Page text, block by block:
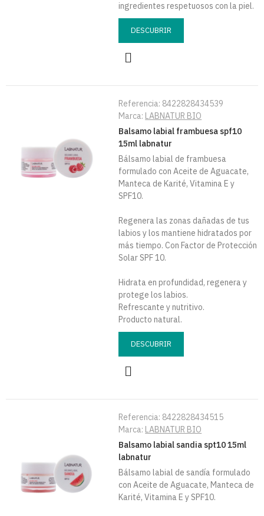
ingredientes respetuosos con la piel.
DESCUBRIR
Referencia: 8422828434539
Marca: LABNATUR BIO
Balsamo labial frambuesa spf10
15ml labnatur
Bálsamo labial de frambuesa
formulado con Aceite de Aguacate,
Manteca de Karité, Vitamina E y
SPF10.
Regenera las zonas dañadas de tus
labios y los mantiene hidratados por
más tiempo. Con Factor de Protección
Solar SPF 10.
Hidrata en profundidad, regenera y
protege los labios.
Refrescante y nutritivo.
Producto natural.
DESCUBRIR
Referencia: 8422828434515
Marca: LABNATUR BIO
Balsamo labial sandia spt10 15ml
labnatur
Bálsamo labial de sandía formulado
con Aceite de Aguacate, Manteca de
Karité, Vitamina E y SPF10.